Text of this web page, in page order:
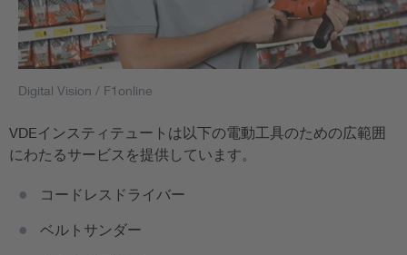
Digital Vision / F1online
VDEインスティテュートは以下の電動工具のための広範囲
にわたるサービスを提供しています。
コードレスドライバー
ベルトサンダー